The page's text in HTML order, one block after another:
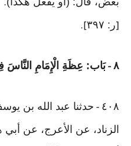
.
[ر: ٣٩٧ ].
٨ -بَاب: عِظَةِ الْإِمَامِ النَّاسَ
٤٠٨ - حدثنا عبد الله بن
الزناد، عن الأعرج، عن أبي